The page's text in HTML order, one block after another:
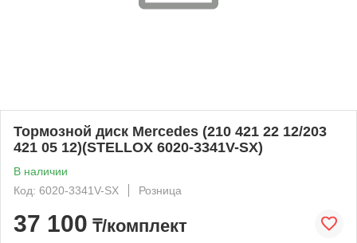
Тормозной диск Mercedes (210 421 22 12/203
421 05 12)(STELLOX 6020-3341V-SX)
В наличии
Код: 6020-3341V-SX
Розница
37 100 ₸/комплект